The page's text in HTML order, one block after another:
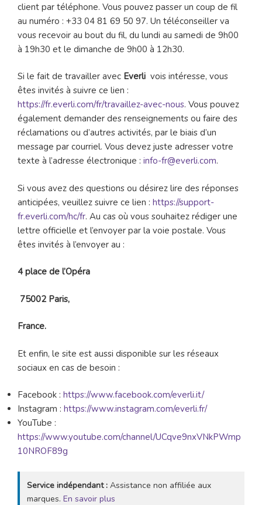
client par téléphone. Vous pouvez passer un coup de fil
au numéro : +33 04 81 69 50 97. Un téléconseiller va
vous recevoir au bout du fil, du lundi au samedi de 9h00
à 19h30 et le dimanche de 9h00 à 12h30.
Si le fait de travailler avec Everli vois intéresse, vous
êtes invités à suivre ce lien :
https://fr.everli.com/fr/travaillez-avec-nous. Vous pouvez
également demander des renseignements ou faire des
réclamations ou d’autres activités, par le biais d’un
message par courriel. Vous devez juste adresser votre
texte à l’adresse électronique : info-fr@everli.com.
Si vous avez des questions ou désirez lire des réponses
anticipées, veuillez suivre ce lien : https://support-
fr.everli.com/hc/fr. Au cas où vous souhaitez rédiger une
lettre officielle et l’envoyer par la voie postale. Vous
êtes invités à l’envoyer au :
4 place de l’Opéra
75002 Paris,
France.
Et enfin, le site est aussi disponible sur les réseaux
sociaux en cas de besoin :
Facebook : https://www.facebook.com/everli.it/
Instagram : https://www.instagram.com/everli.fr/
YouTube :
https://www.youtube.com/channel/UCqve9nxVNkPWmp
10NROF89g
Service indépendant : Assistance non affiliée aux
marques. En savoir plus